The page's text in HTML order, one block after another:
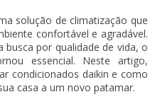
solução de climatização que
confortável e agradável.
por qualidade de vida, o
essencial. Neste artigo,
ar condicionados daikin e como
casa a um novo patamar.